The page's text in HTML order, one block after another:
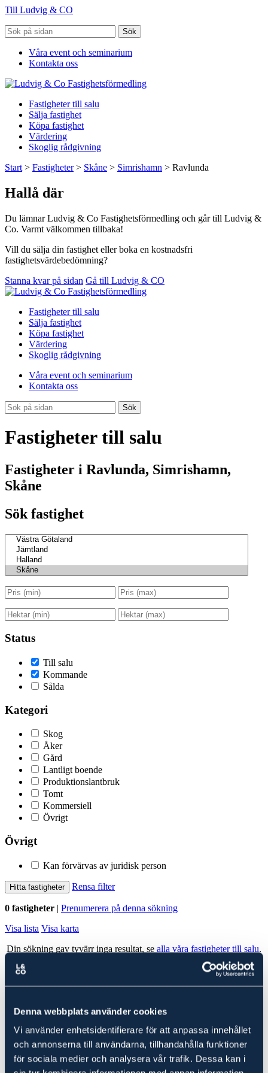
Denna webbplats använder cookies
Vi använder enhetsidentifierare för att anpassa innehållet
och annonserna till användarna, tillhandahålla funktioner
för sociala medier och analysera vår trafik. Dessa kan i
Till Ludvig & CO
Sök
Våra event och seminarium
Kontakta oss
Fastigheter till salu
Sälja fastighet
Köpa fastighet
Värdering
Skoglig rådgivning
Start > Fastigheter> Skåne > Simrishamn > Ravlunda
Hallå där
Du lämnar Ludvig & Co Fastighetsförmedling och går till Ludvig &
Co. Varmt välkommen tillbaka!
Vill du sälja din fastighet eller boka en kostnadsfri
fastighetsvärdebedömning?
Stanna kvar på sidan Gå till Ludvig & CO
Fastigheter till salu
Sälja fastighet
Köpa fastighet
Värdering
Skoglig rådgivning
Våra event och seminarium
Kontakta oss
Sök
Fastigheter till salu
Fastigheter i Ravlunda, Simrishamn,
Skåne
Sök fastighet
Status
Till salu
Kommande
Sålda
Kategori
Skog
Åker
Gård
Lantligt boende
Produktionslantbruk
Tomt
Kommersiell
Övrigt
Övrigt
Kan förvärvas av juridisk person
Hitta fastigheter Rensa filter
0 fastigheter | Prenumerera på denna sökning
Visa lista Visa karta
Din sökning gav tyvärr inga resultat, se alla våra fastigheter till salu.
Ludvig & Co Fastighetsförmedling är landets största förmedlare av
skog- och lantbruksfastigheter. Vi hjälper också varje år många
kunder att köpa en fastighet genom att ge rådgivning till spekulanter
i form av köp- och investeringskalkyler samt värdering.